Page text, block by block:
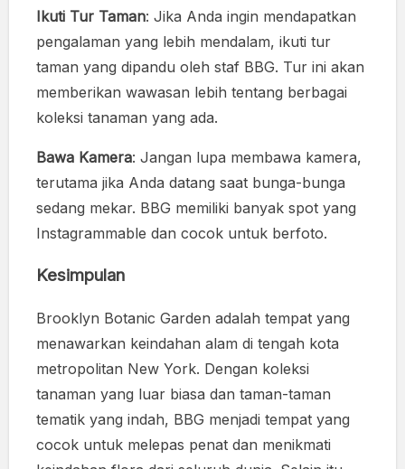
Ikuti Tur Taman: Jika Anda ingin mendapatkan
pengalaman yang lebih mendalam, ikuti tur
taman yang dipandu oleh staf BBG. Tur ini akan
memberikan wawasan lebih tentang berbagai
koleksi tanaman yang ada.
Bawa Kamera: Jangan lupa membawa kamera,
terutama jika Anda datang saat bunga-bunga
sedang mekar. BBG memiliki banyak spot yang
Instagrammable dan cocok untuk berfoto.
Kesimpulan
Brooklyn Botanic Garden adalah tempat yang
menawarkan keindahan alam di tengah kota
metropolitan New York. Dengan koleksi
tanaman yang luar biasa dan taman-taman
tematik yang indah, BBG menjadi tempat yang
cocok untuk melepas penat dan menikmati